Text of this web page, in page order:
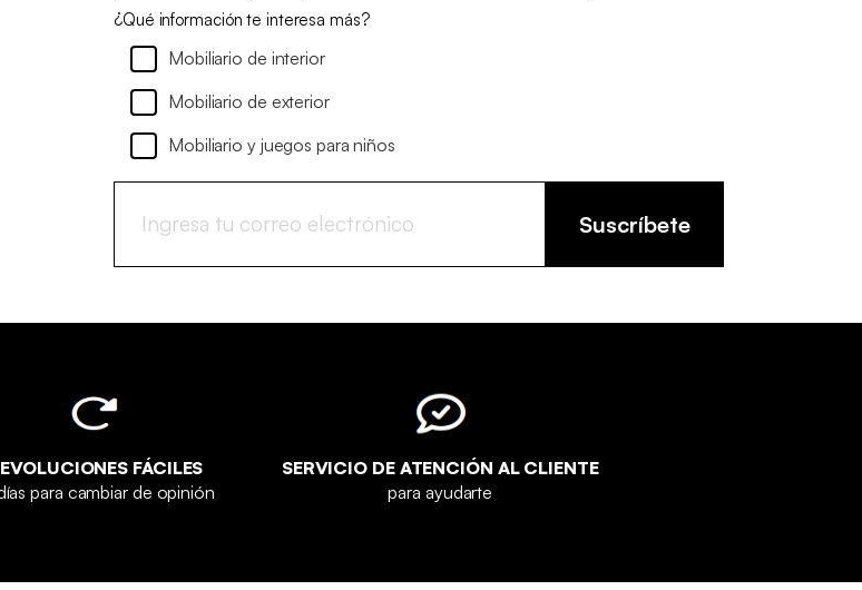
¿Qué información te interesa más?
Mobiliario de interior
Mobiliario de exterior
Mobiliario y juegos para niños
Suscríbete
FÁCILES
para cambiar de opinión
SERVICIO DE ATENCIÓN AL CLIENTE
para ayudarte